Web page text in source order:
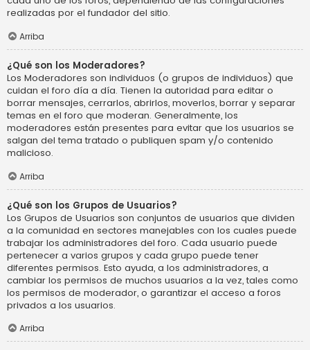
realizadas por el fundador del sitio.
Arriba
¿Qué son los Moderadores?
Los Moderadores son individuos (o grupos de individuos) que
cuidan el foro día a día. Tienen la autoridad para editar o
borrar mensajes, cerrarlos, abrirlos, moverlos, borrar y separar
temas en el foro que moderan. Generalmente, los
moderadores están presentes para evitar que los usuarios se
salgan del tema tratado o publiquen spam y/o contenido
malicioso.
Arriba
¿Qué son los Grupos de Usuarios?
Los Grupos de Usuarios son conjuntos de usuarios que dividen
a la comunidad en sectores manejables con los cuales puede
trabajar los administradores del foro. Cada usuario puede
pertenecer a varios grupos y cada grupo puede tener
diferentes permisos. Esto ayuda, a los administradores, a
cambiar los permisos de muchos usuarios a la vez, tales como
los permisos de moderador, o garantizar el acceso a foros
privados a los usuarios.
Arriba